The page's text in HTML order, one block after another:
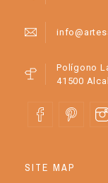
Polígono
41500
SITE MAP